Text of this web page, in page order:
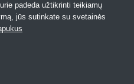
padeda užtikrinti teikiamų
jūs sutinkate su svetainės